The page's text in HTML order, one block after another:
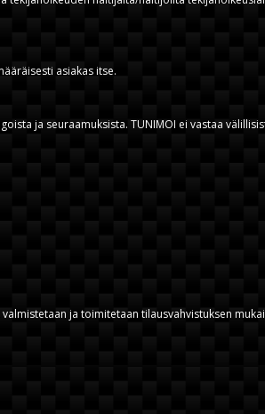
asiakas itse.
ja seuraamuksista. TUNIMOI ei vastaa
ja toimitetaan tilausvahvistuksen